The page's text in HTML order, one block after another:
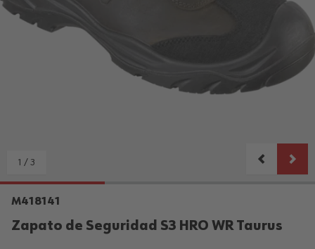
1 / 3
M418141
Zapato de Seguridad S3 HRO WR Taurus